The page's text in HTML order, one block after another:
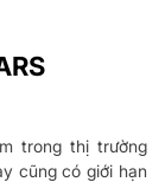
trong thị trường
cũng có giới hạn